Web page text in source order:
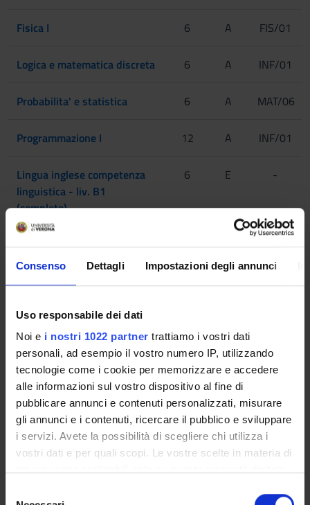
Consenso Dettagli Impostazioni degli annunci
Uso responsabile dei dati
Noi e i nostri 1022 partner trattiamo i vostri dati
personali, ad esempio il vostro numero IP, utilizzando
tecnologie come i cookie per memorizzare e accedere
alle informazioni sul vostro dispositivo al fine di
pubblicare annunci e contenuti personalizzati, misurare
gli annunci e i contenuti, ricercare il pubblico e sviluppare
i servizi. Avete la possibilità di scegliere chi utilizza i
vostri dati e per quali scopi. Le vostre scelte in materia di
Fisica I 6 A FIS/01
Logica e matematica discreta 6 A INF/01
Probabilita' e statistica 6 A MAT/06
Programmazione I 12 A INF/01
Lingua inglese competenza
linguistica - liv. B1
(completo)
6 E -
2° Anno Attivato nell'A.A. 2013/2014
Algoritmi
Analisi matematica II 6 C MAT/05
Calcolo numerico 6 C
Fisica II 6 C FIS/01
Programmazione II 6 B INF/01
Reti di calcolatori
ING-